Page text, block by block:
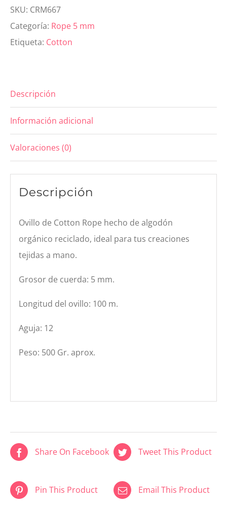
5
mm
Verde
SKU: CRM667
Categoría: Rope 5 mm
Etiqueta: Cotton
Descripción
Información adicional
Valoraciones (0)
Descripción
Ovillo de Cotton Rope hecho de algodón
orgánico reciclado, ideal para tus creaciones
tejidas a mano.
Grosor de cuerda: 5 mm.
Longitud del ovillo: 100 m.
Aguja: 12
Peso: 500 Gr. aprox.
Share On Facebook Tweet This Product
Pin This Product Email This Product